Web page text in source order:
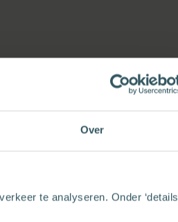
Over
te analyseren. Onder ‘details